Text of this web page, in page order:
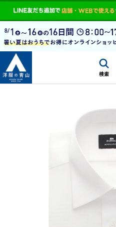
検索